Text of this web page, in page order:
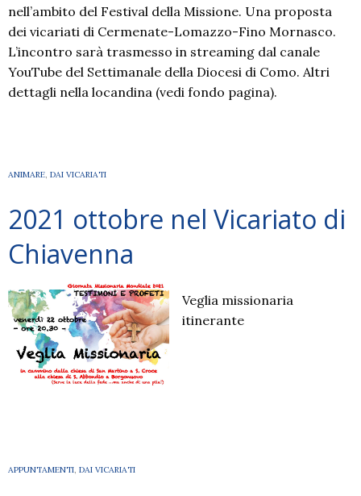
nell’ambito del Festival della Missione. Una proposta
dei vicariati di Cermenate-Lomazzo-Fino Mornasco.
L’incontro sarà trasmesso in streaming dal canale
YouTube del Settimanale della Diocesi di Como. Altri
dettagli nella locandina (vedi fondo pagina).
ANIMARE, DAI VICARIATI
2021 ottobre nel Vicariato di
Chiavenna
Veglia missionaria
itinerante
APPUNTAMENTI, DAI VICARIATI